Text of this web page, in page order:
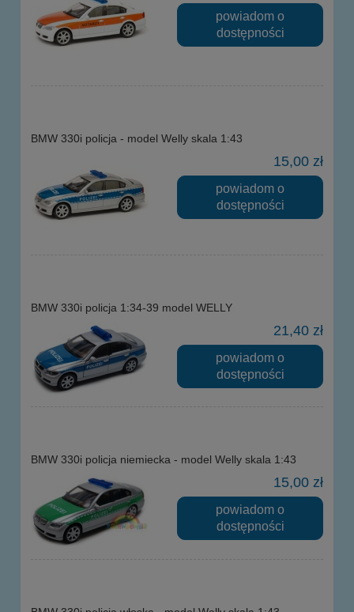
powiadom o
dostępności
BMW 330i policja - model Welly skala 1:43
15,00 zł
powiadom o
dostępności
BMW 330i policja 1:34-39 model WELLY
21,40 zł
powiadom o
dostępności
BMW 330i policja niemiecka - model Welly skala 1:43
15,00 zł
powiadom o
dostępności